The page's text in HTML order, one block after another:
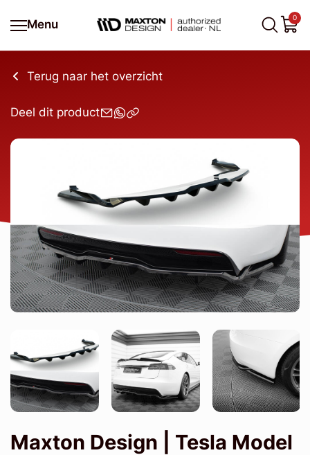
Menu
0
Terug naar het overzicht
Deel dit product
Maxton Design | Tesla Model